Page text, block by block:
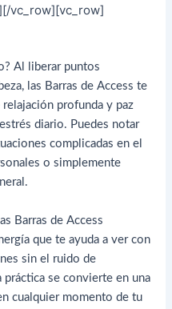
vc_row][vc_row]
Al liberar puntos
las Barras de Access te
profunda y paz
diario. Puedes notar
complicadas en el
o simplemente
Barras de Access
que te ayuda a ver con
sin el ruido de
práctica se convierte en una
cualquier momento de tu